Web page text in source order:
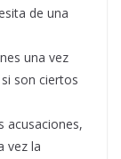
de una
una vez
son ciertos
acusaciones,
vez la